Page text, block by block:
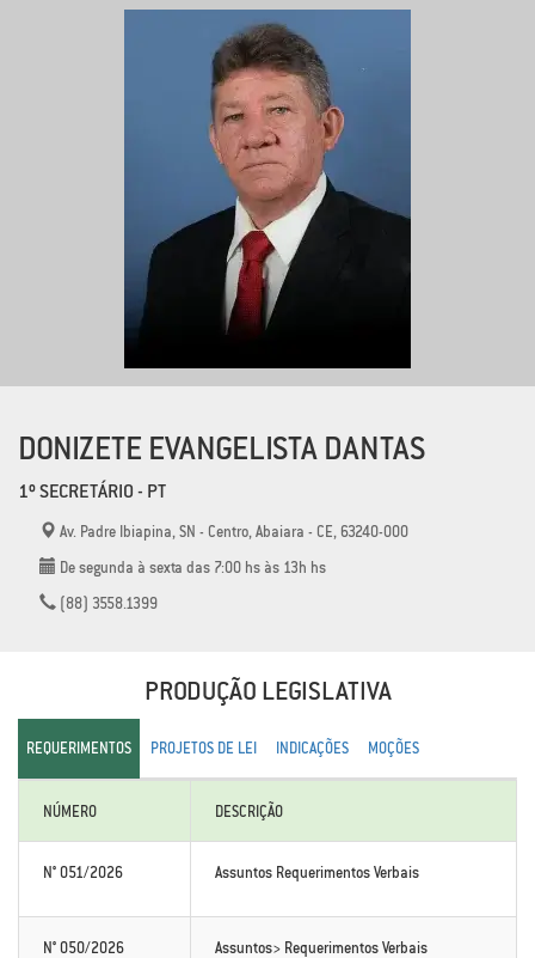
DONIZETE EVANGELISTA DANTAS
1º SECRETÁRIO - PT
Av. Padre Ibiapina, SN - Centro, Abaiara - CE, 63240-000
De segunda à sexta das 7:00 hs às 13h hs
(88) 3558.1399
PRODUÇÃO LEGISLATIVA
REQUERIMENTOS PROJETOS DE LEI INDICAÇÕES MOÇÕES
NÚMERO DESCRIÇÃO
N° 051/2026 Assuntos Requerimentos Verbais
N° 050/2026 Assuntos> Requerimentos Verbais